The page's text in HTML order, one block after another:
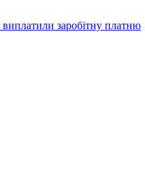
заробітну платню